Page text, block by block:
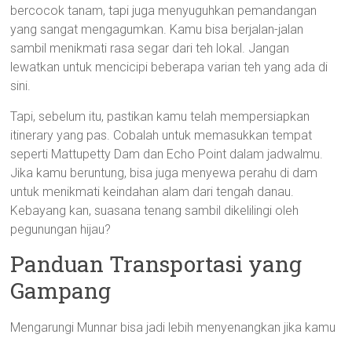
bercocok tanam, tapi juga menyuguhkan pemandangan
yang sangat mengagumkan. Kamu bisa berjalan-jalan
sambil menikmati rasa segar dari teh lokal. Jangan
lewatkan untuk mencicipi beberapa varian teh yang ada di
sini.
Tapi, sebelum itu, pastikan kamu telah mempersiapkan
itinerary yang pas. Cobalah untuk memasukkan tempat
seperti Mattupetty Dam dan Echo Point dalam jadwalmu.
Jika kamu beruntung, bisa juga menyewa perahu di dam
untuk menikmati keindahan alam dari tengah danau.
Kebayang kan, suasana tenang sambil dikelilingi oleh
pegunungan hijau?
Panduan Transportasi yang
Gampang
Mengarungi Munnar bisa jadi lebih menyenangkan jika kamu